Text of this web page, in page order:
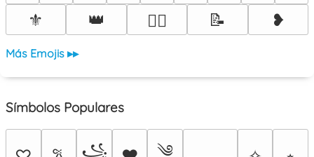
⚜️
👑 ❤️‍🔥 📝 ❥
Más Emojis ▸▸
Símbolos Populares
꧁ ༄